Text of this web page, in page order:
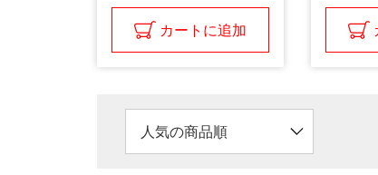
カートに追加
人気の商品順